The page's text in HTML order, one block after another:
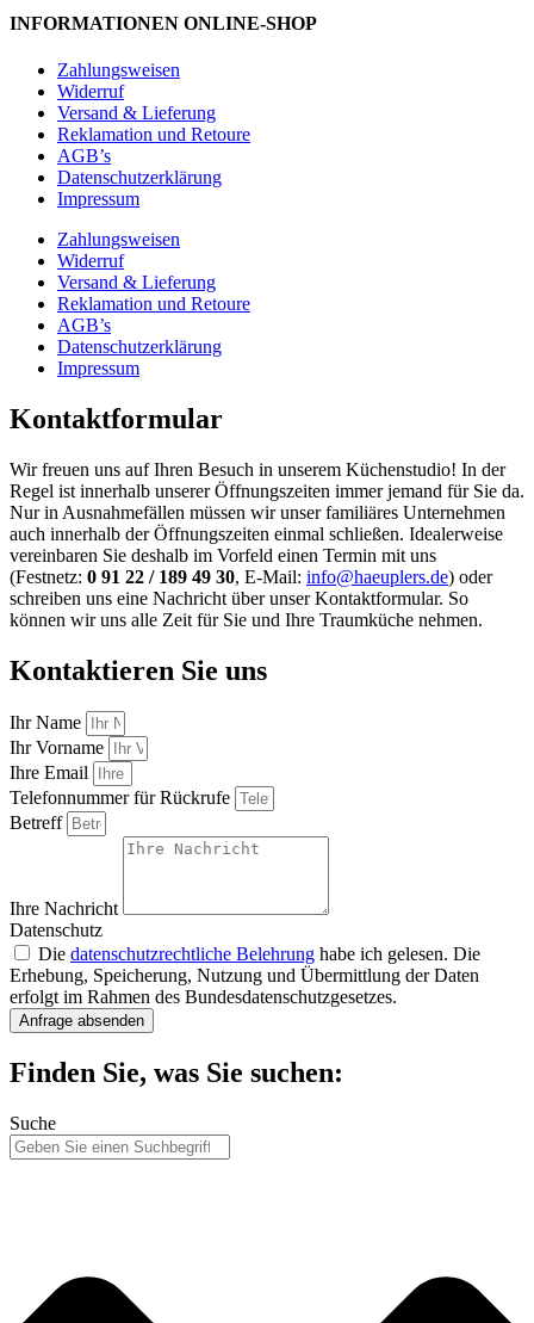
INFORMATIONEN ONLINE-SHOP
Zahlungsweisen
Widerruf
Versand & Lieferung
Reklamation und Retoure
AGB’s
Datenschutzerklärung
Impressum
Zahlungsweisen
Widerruf
Versand & Lieferung
Reklamation und Retoure
AGB’s
Datenschutzerklärung
Impressum
Kontaktformular
Wir freuen uns auf Ihren Besuch in unserem Küchenstudio! In der
Regel ist innerhalb unserer Öffnungszeiten immer jemand für Sie da.
Nur in Ausnahmefällen müssen wir unser familiäres Unternehmen
auch innerhalb der Öffnungszeiten einmal schließen. Idealerweise
vereinbaren Sie deshalb im Vorfeld einen Termin mit uns
(Festnetz: 0 91 22 / 189 49 30, E-Mail: info@haeuplers.de) oder
schreiben uns eine Nachricht über unser Kontaktformular. So
können wir uns alle Zeit für Sie und Ihre Traumküche nehmen.
Kontaktieren Sie uns
Ihr Name
Ihr Vorname
Ihre Email
Telefonnummer für Rückrufe
Betreff
Ihre Nachricht
Datenschutz
Die datenschutzrechtliche Belehrung habe ich gelesen. Die
Erhebung, Speicherung, Nutzung und Übermittlung der Daten
erfolgt im Rahmen des Bundesdatenschutzgesetzes.
Anfrage absenden
Finden Sie, was Sie suchen:
Suche